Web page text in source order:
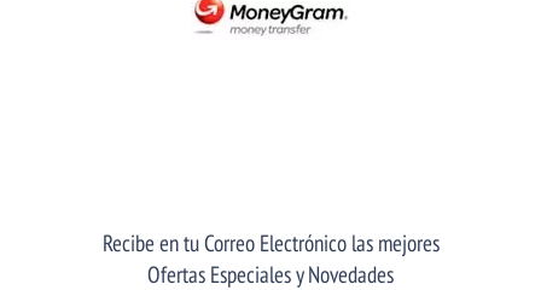
Recibe en tu Correo Electrónico las mejores
Ofertas Especiales y Novedades